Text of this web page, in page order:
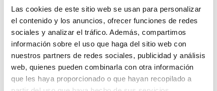
Las cookies de este sitio web se usan para personalizar
el contenido y los anuncios, ofrecer funciones de redes
sociales y analizar el tráfico. Además, compartimos
información sobre el uso que haga del sitio web con
nuestros partners de redes sociales, publicidad y análisis
web, quienes pueden combinarla con otra información
que les haya proporcionado o que hayan recopilado a
de las personas con discapacidad en una
sociedad en constante transformación.
La Semana Europea de la Gestión
Avanzada, organizada por Euskalit, es el
encuentro de referencia que promueve